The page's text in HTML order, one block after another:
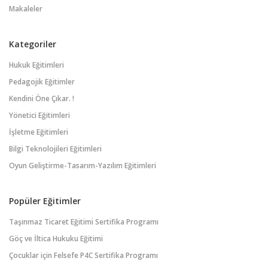
Makaleler
Kategoriler
Hukuk Eğitimleri
Pedagojik Eğitimler
Kendini Öne Çıkar. !
Yönetici Eğitimleri
İşletme Eğitimleri
Bilgi Teknolojileri Eğitimleri
Oyun Geliştirme-Tasarım-Yazılım Eğitimleri
Popüler Eğitimler
Taşınmaz Ticaret Eğitimi Sertifika Programı
Göç ve İltica Hukuku Eğitimi
Çocuklar için Felsefe P4C Sertifika Programı